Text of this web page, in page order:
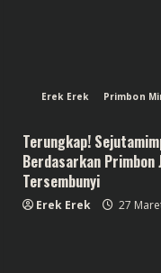
Erek Erek Primbon
Terungkap!
Berdasarkan Primbon
Tersembunyi
Erek Erek 27